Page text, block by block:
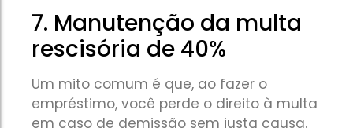
7. Manutenção da multa
rescisória de 40%
Um mito comum é que, ao fazer o
empréstimo, você perde o direito à multa
em caso de demissão sem justa causa.